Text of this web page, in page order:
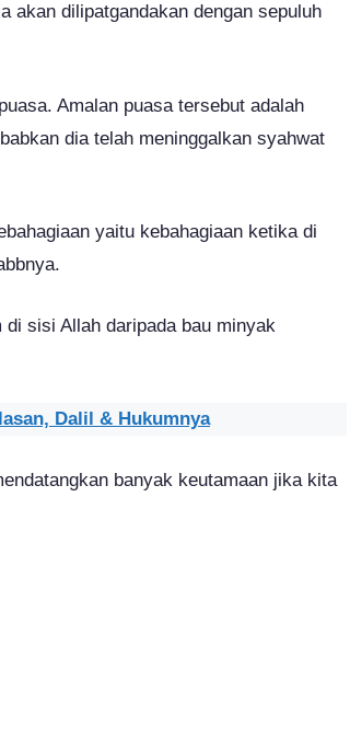
akan dilipatgandakan dengan sepuluh
Amalan puasa tersebut adalah
dia telah meninggalkan syahwat
yaitu kebahagiaan ketika di
sisi Allah daripada bau minyak
Dalil & Hukumnya
banyak keutamaan jika kita